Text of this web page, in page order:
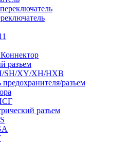
разъем
SH/XY/XH/HXB
предохранителя/разъем
разъем